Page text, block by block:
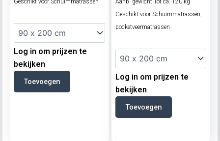
Geschikt voor Schuimmatrassen
Log in om prijzen te
bekijken
Toevoegen
Aanb. gewicht Tot ca. 120 kg
Geschikt voor Schuimmatrassen,
pocketveermatrassen
Log in om prijzen te
bekijken
Toevoegen